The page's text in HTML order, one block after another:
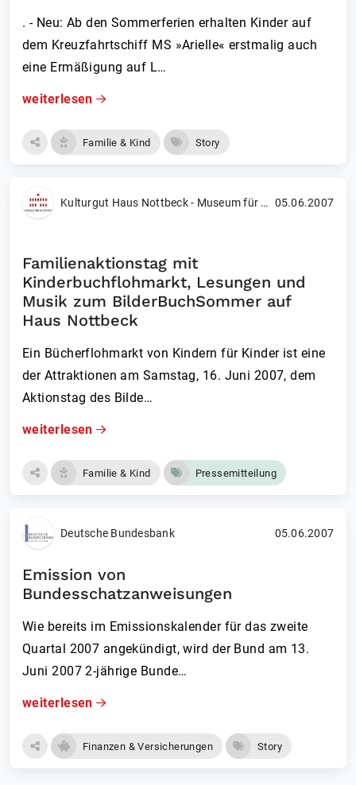
. - Neu: Ab den Sommerferien erhalten Kinder auf
dem Kreuzfahrtschiff MS »Arielle« erstmalig auch
eine Ermäßigung auf L…
weiterlesen
Familie & Kind Story
Kulturgut Haus Nottbeck - Museum für Westfälische Literatur 05.06.2007
Familienaktionstag mit
Kinderbuchflohmarkt, Lesungen und
Musik zum BilderBuchSommer auf
Haus Nottbeck
Ein Bücherflohmarkt von Kindern für Kinder ist eine
der Attraktionen am Samstag, 16. Juni 2007, dem
Aktionstag des Bilde…
weiterlesen
Familie & Kind Pressemitteilung
Deutsche Bundesbank 05.06.2007
Emission von
Bundesschatzanweisungen
Wie bereits im Emissionskalender für das zweite
Quartal 2007 angekündigt, wird der Bund am 13.
Juni 2007 2-jährige Bunde…
weiterlesen
Finanzen & Versicherungen Story